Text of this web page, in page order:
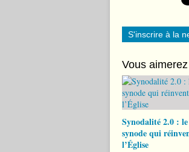
S'inscrire à la
Vous
Synodalité 2.0 : le
synode qui
l’Église